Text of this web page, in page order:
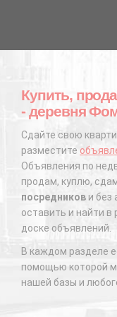
Купить,
- деревня
Сдайте свою
разместите
Объявления по
продам, куплю,
посредников и без
оставить и найти в
доске объявлений.
В каждом разделе
помощью которой
нашей базы и